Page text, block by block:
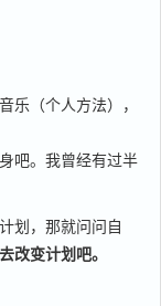
乐（个人方法），
吧。我曾经有过半
划，那就问问自
改变计划吧。